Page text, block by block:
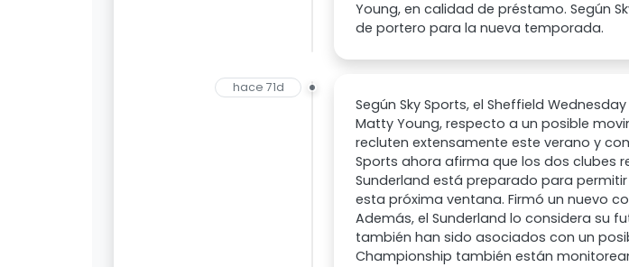
Young, en calidad de préstamo. Según
de portero para la nueva temporada.
hace 71d
Según Sky Sports, el Sheffield
Matty Young, respecto a un posible
recluten extensamente este verano y
Sports ahora afirma que los dos clubes
Sunderland está preparado para
esta próxima ventana. Firmó un nuevo
Además, el Sunderland lo considera su
también han sido asociados con un
Championship también están